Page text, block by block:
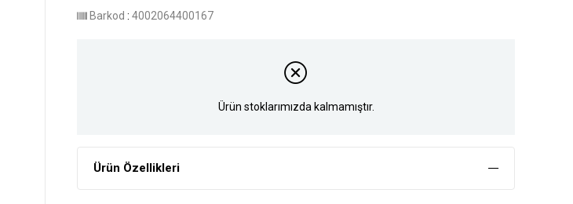
Barkod : 4002064400167
Ürün stoklarımızda kalmamıştır.
Ürün Özellikleri